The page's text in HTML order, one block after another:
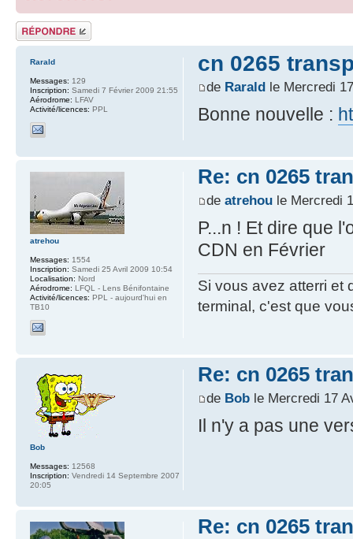
Répondre
cn 0265
de Raraldle Mercredi
Bonne nouvelle :
Rarald
Messages: 129
Inscription: Samedi 7 Février 2009 21:55
Aérodrome: LFAV
Activité/licences: PPL
Re: cn 0265
de atrehoule Mercredi
P...n ! Et dire que
CDN en Février
Si vous avez atterri et
terminal, c'est que
atrehou
Messages: 1554
Inscription: Samedi 25 Avril 2009 10:54
Localisation: Nord
Aérodrome: LFQL - Lens Bénifontaine
Activité/licences: PPL - aujourd'hui en
TB10
Re: cn 0265
de Boble Mercredi 17
Il n'y a pas une
Bob
Messages: 12568
Inscription: Vendredi 14 Septembre 2007
20:05
Re: cn 0265